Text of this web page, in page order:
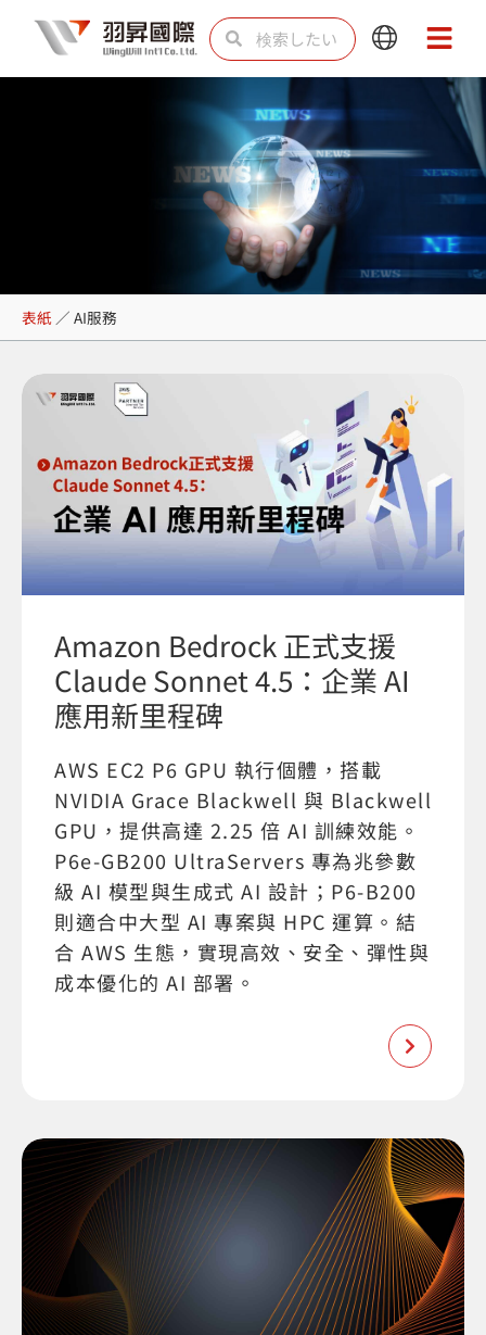
を
検
索 索
Main
Menu
Main
Menu
AI服務
表紙 ／ AI服務
Amazon Bedrock 正式支援
Claude Sonnet 4.5：企業 AI
應用新里程碑
AWS EC2 P6 GPU 執行個體，搭載
NVIDIA Grace Blackwell 與 Blackwell
GPU，提供高達 2.25 倍 AI 訓練效能。
P6e-GB200 UltraServers 專為兆參數
級 AI 模型與生成式 AI 設計；P6-B200
則適合中大型 AI 專案與 HPC 運算。結
合 AWS 生態，實現高效、安全、彈性與
成本優化的 AI 部署。